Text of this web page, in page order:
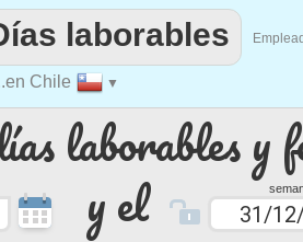
laborables y
y el
Chile ▼
laborables